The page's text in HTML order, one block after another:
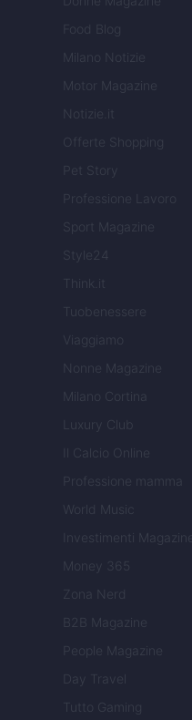
Food Blog
Milano Notizie
Motor Magazine
Notizie.it
Offerte Shopping
Pet Story
Professione Lavoro
Sport Magazine
Style24
Think.it
Tuobenessere
Viaggiamo
Nonne Magazine
Milano Cortina
Luxury Club
Il Calcio Online
Professione mamma
World Music
Investimenti Magazine
Money 365
Zona Nerd
B2B Magazine
People Magazine
Day Travel
Tutto Gaming